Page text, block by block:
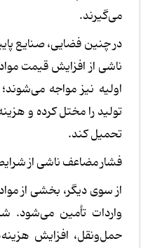
می‌گیرند.
در چنین فضایی، صنایع
ناشی از افزایش قیمت
اولیه نیز مواجه
تولید را مختل کرده و
تحمیل کند.
فشار مضاعف ناشی از
از سوی دیگر، بخشی از
واردات تأمین می‌شود.
حمل‌ونقل، افزایش